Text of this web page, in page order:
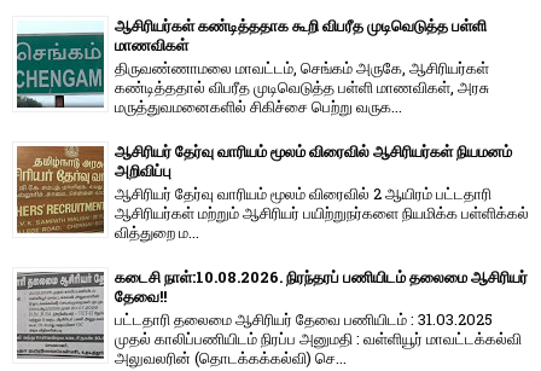
ஆசிரியர்கள் கண்டித்ததாக கூறி விபரீத முடிவெடுத்த பள்ளி
மாணவிகள்
திருவண்ணாமலை மாவட்டம், செங்கம் அருகே, ஆசிரியர்கள்
கண்டித்ததால் விபரீத முடிவெடுத்த பள்ளி மாணவிகள், அரசு
மருத்துவமனைகளில் சிகிச்சை பெற்று வருக...
ஆசிரியர் தேர்வு வாரியம் மூலம் விரைவில் ஆசிரியர்கள் நியமனம்
அறிவிப்பு
ஆசிரியர் தேர்வு வாரி​யம் மூலம் விரை​வில் 2 ஆயிரம் பட்​ட​தாரி
ஆசிரியர்​கள் மற்​றும் ஆசிரியர் பயிற்றுநர்​களை நியமிக்க பள்​ளிக்​கல்​
வித்​துறை ம...
கடைசி நாள்:10.08.2026. நிரந்தரப் பணியிடம் தலைமை ஆசிரியர்
தேவை!!
பட்டதாரி தலைமை ஆசிரியர் தேவை பணியிடம் : 31.03.2025
முதல் காலிப்பணியிடம் நிரப்ப அனுமதி : வள்ளியூர் மாவட்டக்கல்வி
அலுவலரின் (தொடக்கக்கல்வி) செ...